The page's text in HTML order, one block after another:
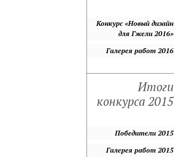
Конкурс «Новый дизайн
для Гжели 2016»
Галерея работ 2016
Итоги
конкурса 2015
Победители 2015
Галерея работ 2015